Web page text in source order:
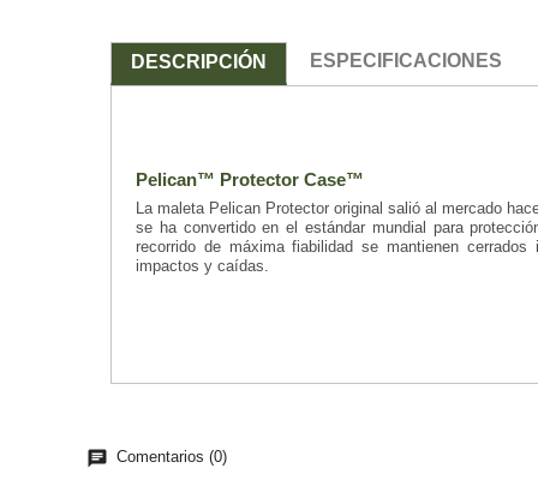
DESCRIPCIÓN ESPECIFICACIONES
Pelican™ Protector Case™
La maleta Pelican Protector original salió al mercado
se ha convertido en el estándar mundial para
recorrido de máxima fiabilidad se mantienen
impactos y caídas.
chat Comentarios (0)